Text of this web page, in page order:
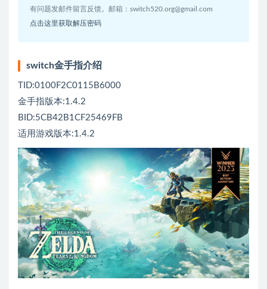
有问题发邮件留言反馈。邮箱： switch520.org@gmail.com
点击这里获取解压密码
switch金手指介绍
TID:0100F2C0115B6000
金手指版本:1.4.2
BID:5CB42B1CF25469FB
适用游戏版本:1.4.2